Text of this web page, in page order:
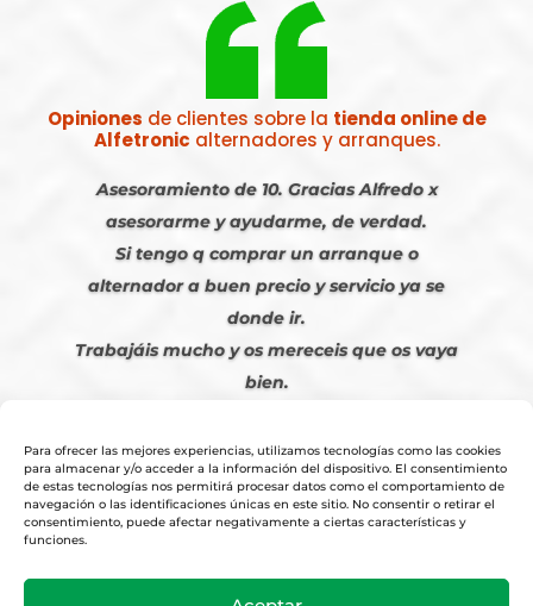
Para ofrecer las mejores experiencias, utilizamos tecnologías como las cookies
para almacenar y/o acceder a la información del dispositivo. El consentimiento
de estas tecnologías nos permitirá procesar datos como el comportamiento de
navegación o las identificaciones únicas en este sitio. No consentir o retirar el
consentimiento, puede afectar negativamente a ciertas características y
funciones.
Opiniones de clientes sobre la tienda online de
Alfetronic alternadores y arranques.
Asesoramiento de 10. Gracias Alfredo x
asesorarme y ayudarme, de verdad.
Si tengo q comprar un arranque o
alternador a buen precio y servicio ya se
donde ir.
Trabajáis mucho y os mereceis que os vaya
bien.